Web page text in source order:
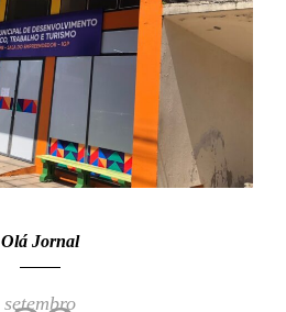
Olá Jornal
setembro